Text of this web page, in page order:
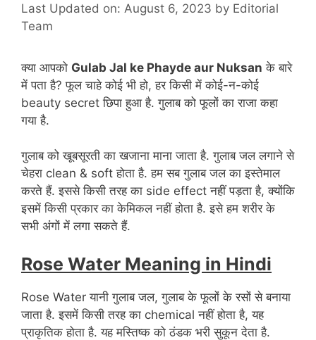
Last Updated on: August 6, 2023 by Editorial
Team
क्या आपको Gulab Jal ke Phayde aur Nuksan के बारे
में पता है? फूल चाहे कोई भी हो, हर किसी में कोई-न-कोई
beauty secret छिपा हुआ है. गुलाब को फूलों का राजा कहा
गया है.
गुलाब को खूबसूरती का खजाना माना जाता है. गुलाब जल लगाने से
चेहरा clean & soft होता है. हम सब गुलाब जल का इस्तेमाल
करते हैं. इससे किसी तरह का side effect नहीं पड़ता है, क्योंकि
इसमें किसी प्रकार का केमिकल नहीं होता है. इसे हम शरीर के
सभी अंगों में लगा सकते हैं.
Rose Water Meaning in Hindi
Rose Water यानी गुलाब जल, गुलाब के फूलों के रसों से बनाया
जाता है. इसमें किसी तरह का chemical नहीं होता है, यह
प्राकृतिक होता है. यह मस्तिष्क को ठंडक भरी सुकून देता है.